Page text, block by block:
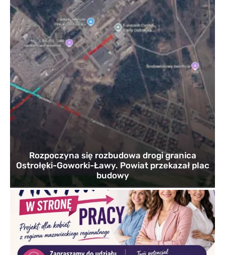
Rozpoczyna się rozbudowa drogi granica
Ostrołęki-Goworki-Ławy. Powiat przekazał plac
budowy